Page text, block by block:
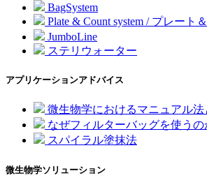
BagSystem
Plate & Count system / プレート
JumboLine
ステリウォーター
アプリケーションアドバイス
微生物学におけるマニュアル
なぜフィルターバッグを使うの
スパイラル塗抹法
微生物学ソリューション